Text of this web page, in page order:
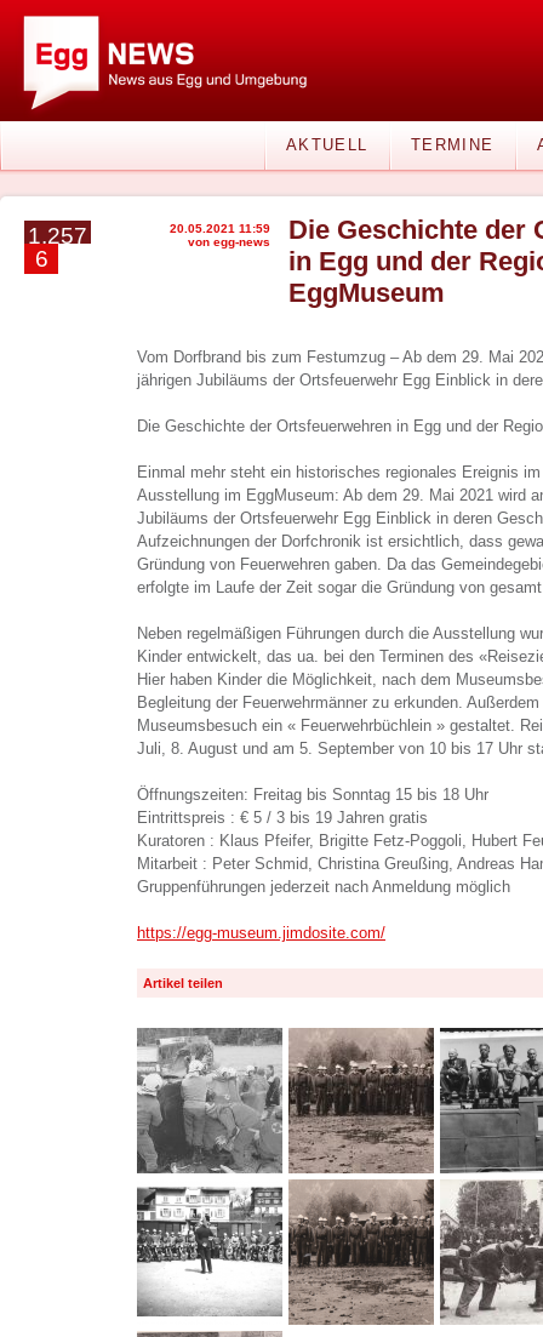
AKTUELL TERMINE
1.257
6
20.05.2021 11:59
von egg-news
Die Geschichte der
in Egg und der
EggMuseum
Vom Dorfbrand bis zum Festumzug – Ab dem 29. Mai
jährigen Jubiläums der Ortsfeuerwehr Egg Einblick in
Die Geschichte der Ortsfeuerwehren in Egg und der
Einmal mehr steht ein historisches regionales Ereignis
Ausstellung im EggMuseum: Ab dem 29. Mai 2021 wird
Jubiläums der Ortsfeuerwehr Egg Einblick in deren
Aufzeichnungen der Dorfchronik ist ersichtlich, dass
Gründung von Feuerwehren gaben. Da das
erfolgte im Laufe der Zeit sogar die Gründung von
Neben regelmäßigen Führungen durch die Ausstellung
Kinder entwickelt, das ua. bei den Terminen des
Hier haben Kinder die Möglichkeit, nach dem
Begleitung der Feuerwehrmänner zu erkunden.
Museumsbesuch ein « Feuerwehrbüchlein » gestaltet.
Juli, 8. August und am 5. September von 10 bis 17 Uhr
Öffnungszeiten: Freitag bis Sonntag 15 bis 18 Uhr
Eintrittspreis : € 5 / 3 bis 19 Jahren gratis
Kuratoren : Klaus Pfeifer, Brigitte Fetz-Poggoli, Hubert
Mitarbeit : Peter Schmid, Christina Greußing, Andreas
Gruppenführungen jederzeit nach Anmeldung möglich
https://egg-museum.jimdosite.com/
Artikel teilen